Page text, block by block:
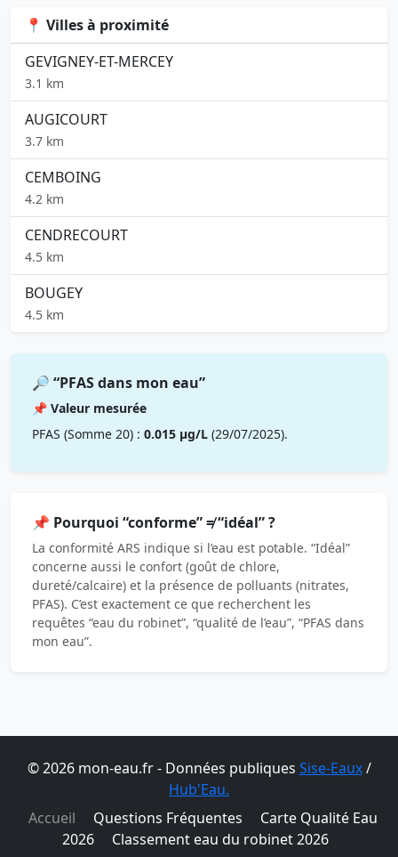
📍 Villes à proximité
GEVIGNEY-ET-MERCEY
3.1 km
AUGICOURT
3.7 km
CEMBOING
4.2 km
CENDRECOURT
4.5 km
BOUGEY
4.5 km
🔎 “PFAS dans mon eau”
📌 Valeur mesurée
PFAS (Somme 20) : 0.015 µg/L (29/07/2025).
📌 Pourquoi “conforme” ≠ “idéal” ?
La conformité ARS indique si l’eau est potable. “Idéal”
concerne aussi le confort (goût de chlore,
dureté/calcaire) et la présence de polluants (nitrates,
PFAS). C’est exactement ce que recherchent les
requêtes “eau du robinet”, “qualité de l’eau”, “PFAS dans
mon eau”.
© 2026 mon-eau.fr - Données publiques Sise-Eaux/
Hub'Eau.
Accueil
Questions Fréquentes
Carte Qualité Eau
2026
Classement eau du robinet 2026